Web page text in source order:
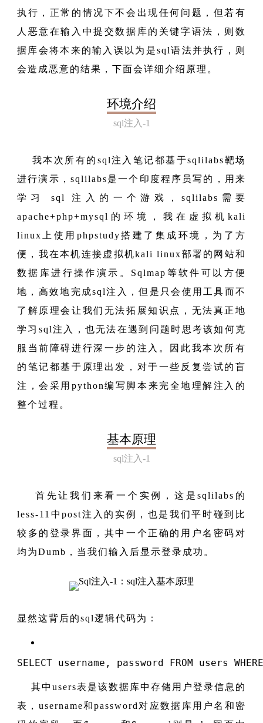
执行，正常的情况下不会出现任何问题，但若有
人恶意在输入中提交数据库的关键字语法，则数
据库会将本来的输入误以为是sql语法并执行，则
会造成恶意的结果，下面会详细介绍原理。
环境介绍
sql注入-1
我本次所有的sql注入笔记都基于sqlilabs靶场
进行演示，sqlilabs是一个印度程序员写的，用来
学习 sql 注入的一个游戏，sqlilabs需要
apache+php+mysql的环境，我在虚拟机kali
linux上使用phpstudy搭建了集成环境，为了方
便，我在本机连接虚拟机kali linux部署的网站和
数据库进行操作演示。Sqlmap等软件可以方便
地，高效地完成sql注入，但是只会使用工具而不
了解原理会让我们无法拓展知识点，无法真正地
学习sql注入，也无法在遇到问题时思考该如何克
服当前障碍进行深一步的注入。因此我本次所有
的笔记都基于原理出发，对于一些反复尝试的盲
注，会采用python编写脚本来完全地理解注入的
整个过程。
基本原理
sql注入-1
首先让我们来看一个实例，这是sqlilabs的
less-11中post注入的实例，也是我们平时碰到比
较多的登录界面，其中一个正确的用户名密码对
均为Dumb，当我们输入后显示登录成功。
显然这背后的sql逻辑代码为：
SELECT username, password FROM users WHERE
其中users表是该数据库中存储用户登录信息的
表，username和password对应数据库用户名和密